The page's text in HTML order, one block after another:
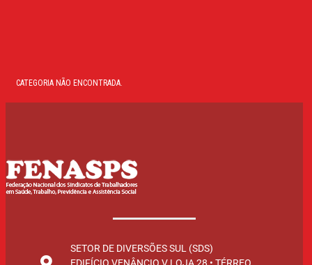
CATEGORIA NÃO ENCONTRADA.
SETOR DE DIVERSÕES SUL (SDS)